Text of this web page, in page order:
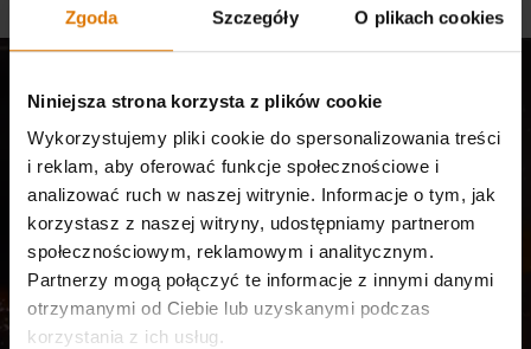
Zgoda Szczegóły O plikach cookies
Niniejsza strona korzysta z plików cookie
Wykorzystujemy pliki cookie do spersonalizowania treści
i reklam, aby oferować funkcje społecznościowe i
analizować ruch w naszej witrynie. Informacje o tym, jak
korzystasz z naszej witryny, udostępniamy partnerom
społecznościowym, reklamowym i analitycznym.
Partnerzy mogą połączyć te informacje z innymi danymi
otrzymanymi od Ciebie lub uzyskanymi podczas
korzystania z ich usług.